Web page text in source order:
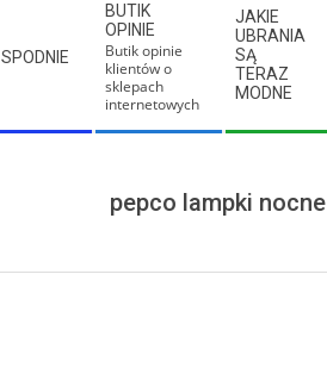
SPODNIE
BUTIK
OPINIE
Butik opinie
klientów o
sklepach
internetowych
JAKIE
UBRANIA
SĄ
TERAZ
MODNE
pepco lampki nocne